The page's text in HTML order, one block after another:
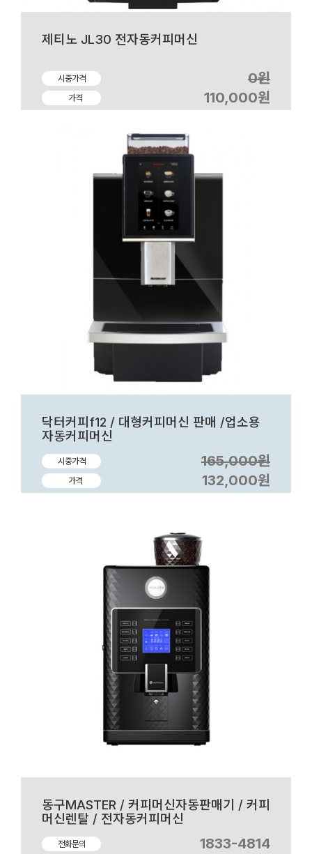
제티노 JL30 전자동커피머신
시중가격 0원
가격 110,000원
닥터커피f12 / 대형커피머신 판매 /업소용
자동커피머신
시중가격 165,000원
가격 132,000원
동구MASTER / 커피머신자동판매기 / 커피
머신렌탈 / 전자동커피머신
전화문의 1833-4814